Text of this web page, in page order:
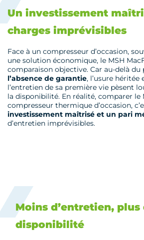
Un investissement
charges imprévisibles
Face à un compresseur d’occasion,
une solution économique, le MSH
comparaison objective. Car au-delà du
l’absence de garantie, l’usure héritée
l’entretien de sa première vie pèsent
la disponibilité. En réalité, comparer le
compresseur thermique d’occasion,
investissement maîtrisé et un pari
d’entretien imprévisibles.
Moins d’entretien, plus
disponibilité